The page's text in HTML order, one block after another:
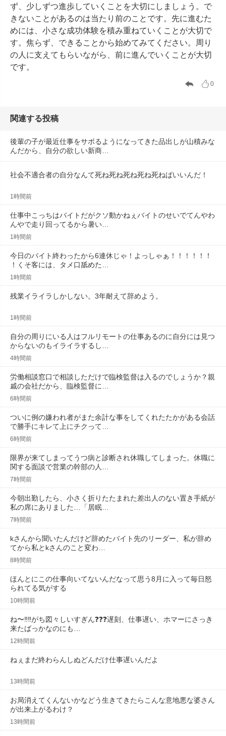
ず、少しずつ進歩していくことを大切にしましょう。で
きないことがあるのは当たり前のことです。先に進むた
めには、小さな成功体験を積み重ねていくことが大切で
す。焦らず、できることから始めてみてください。周り
の人に支えてもらいながら、前に進んでいくことが大切
です。
0
関連する投稿
後輩の子が最近仕事をサボるようになってきた品出しが山積みな
んだから、自分の欲しい新商…
社会不適合者の自分なんて死ね死ね死ね死ね死ねばいいんだ！
1時間前
仕事中こっちはバイトだがクソ動かねぇバイトのせいでてんやわ
んやで走り回ってるから暑い…
1時間前
今日のバイト終わったから6連休じゃ！よっしゃぁ！！！！！！
！くそ客には、タメ口舐めた…
1時間前
残業イライラしかしない。3年耐えて辞めよう。
1時間前
自分の周りにいる人はフルリモートの仕事あるのに自分には見つ
からないのもイライラするし…
4時間前
労働相談窓口で相談しただけで臨検監督は入るのでしょうか？親
戚の会社だから、臨検監督に…
6時間前
ついに例の嫌われ者がまた余計な事をしてくれたたかがある会話
で勝手にキレて上にチクって…
6時間前
限界が来てしまってうつ病と診断され休職してしまった。休職に
関する面談で営業の幹部の人…
7時間前
今朝出勤したら、小さく折りたたまれた差出人のない置き手紙が
私の席にありました…「居眠…
7時間前
kさんから聞いたんだけど辞めたバイト先のリーダー、私が辞め
てから私とkさんのこと変わ…
8時間前
ほんとにこの仕事向いてないんだなって思う8月に入って毎日怒
られてる気がする
10時間前
ね〜‼️‼️がち図々しいすぎん❓❓❓遅刻、仕事遅い、ホマーにさっき
来たばっかなのにも…
12時間前
ねぇまだ終わらんしぬどんだけ仕事遅いんだよ
13時間前
お局消えてくんないかなどう生きてきたらこんな意地悪な婆さん
が出来上がるわけ？
13時間前